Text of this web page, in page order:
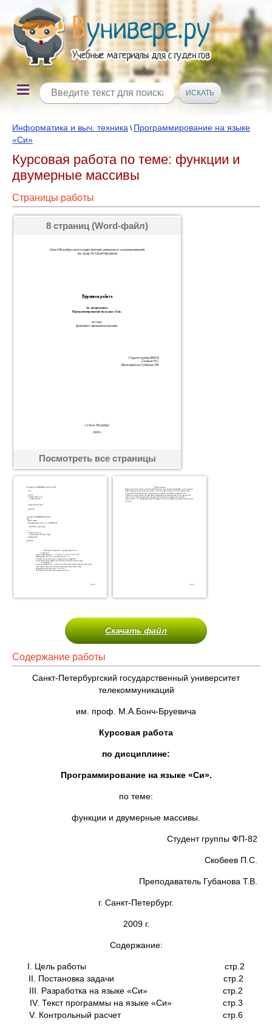
Информатика и выч. техника \ Программирование на языке
«Си»
Курсовая работа по теме: функции и
двумерные массивы
Страницы работы
8 страниц (Word-файл)
Посмотреть все страницы
Скачать файл
Содержание работы
Санкт-Петербургский государственный университет
телекоммуникаций
им. проф. М.А.Бонч-Бруевича
Курсовая работа
по дисциплине:
Программирование на языке «Си».
по теме:
функции и двумерные массивы.
Студент группы ФП-82
Скобеев П.С.
Преподаватель Губанова Т.В.
г. Санкт-Петербург.
2009 г.
Содержание:
I. Цель работы стр.2
II. Постановка задачи стр.2
III. Разработка на языке «Си» стр.2
IV. Текст программы на языке «Си» стр.3
V. Контрольный расчет стр.6